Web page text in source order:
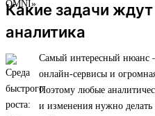
Какие задачи ждут
аналитика
Самый интересный нюанс
онлайн-сервисы и
Поэтому любые
и изменения нужно делать